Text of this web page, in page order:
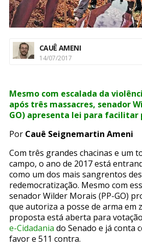
CAUÊ AMENI
14/07/2017
Mesmo com escalada da
após três massacres, senador
GO) apresenta lei para facilitar
Por Cauê Seignemartin Ameni
Com três grandes chacinas e um
campo, o ano de 2017 está
como um dos mais sangrentos
redemocratização. Mesmo com
senador Wilder Morais (PP-GO)
que autoriza a posse de arma em
proposta está aberta para
e-Cidadania do Senado e já conta
favor e 511 contra.